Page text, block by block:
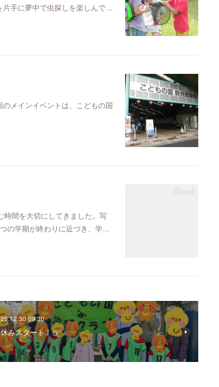
手に夢中で虫探しを楽しんで…
メインイベントは、こどもの国
時間を大切にしてきました。写
の学期が終わりに近づき、学…
09:30
みスタート！⛄